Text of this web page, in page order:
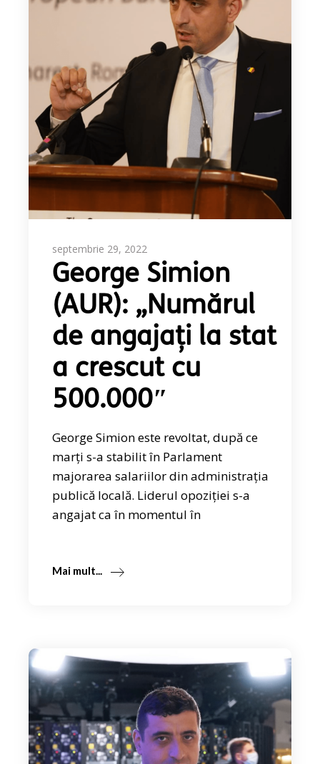
septembrie 29, 2022
George Simion
(AUR): „Numărul
de angajați la stat
a crescut cu
500.000″
George Simion este revoltat, după ce
marți s-a stabilit în Parlament
majorarea salariilor din administrația
publică locală. Liderul opoziției s-a
angajat ca în momentul în
Mai mult...